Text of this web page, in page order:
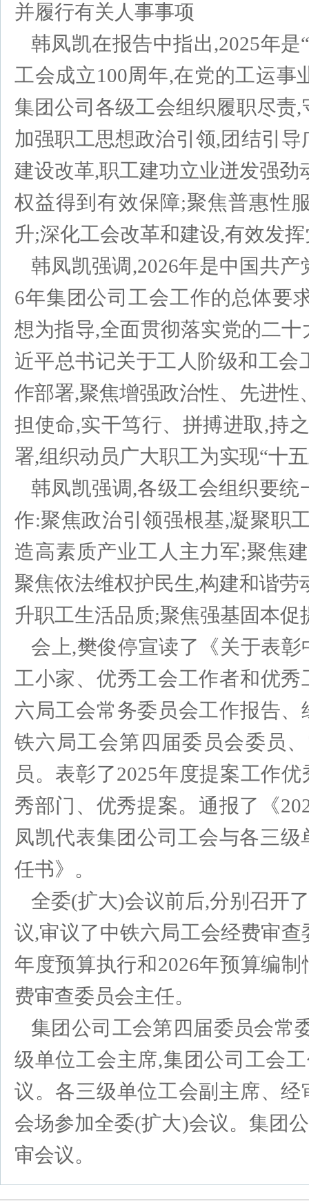
并履行有关人事事项
韩凤凯在报告中指出,2025年
工会成立100周年,在党的工运事
集团公司各级工会组织履职尽责
加强职工思想政治引领,团结引
建设改革,职工建功立业迸发强
权益得到有效保障;聚焦普惠性
升;深化工会改革和建设,有效发
韩凤凯强调,2026年是中国共
6年集团公司工会工作的总体要
想为指导,全面贯彻落实党的二
近平总书记关于工人阶级和工
作部署,聚焦增强政治性、先进
担使命,实干笃行、拼搏进取,持
署,组织动员广大职工为实现“十
韩凤凯强调,各级工会组织要
作:聚焦政治引领强根基,凝聚职
造高素质产业工人主力军;聚焦
聚焦依法维权护民生,构建和谐
升职工生活品质;聚焦强基固本
会上,樊俊停宣读了《关于表
工小家、优秀工会工作者和优
六局工会常务委员会工作报告
铁六局工会第四届委员会委员
员。表彰了2025年度提案工作
秀部门、优秀提案。通报了《
凤凯代表集团公司工会与各三
任书》。
全委(扩大)会议前后,分别召开
议,审议了中铁六局工会经费审
年度预算执行和2026年预算编
费审查委员会主任。
集团公司工会第四届委员会常
级单位工会主席,集团公司工会
议。各三级单位工会副主席、
会场参加全委(扩大)会议。集团
审会议。